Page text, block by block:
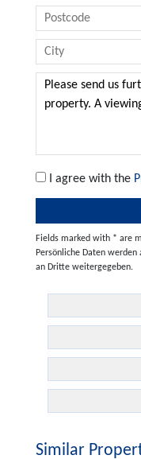
I agree with the
Fields marked with * are
Persönliche Daten
an Dritte weitergegeben.
Similar